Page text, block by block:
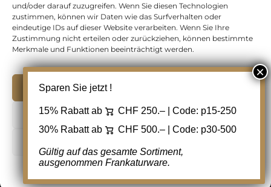
und/oder darauf zuzugreifen. Wenn Sie diesen Technologien
zustimmen, können wir Daten wie das Surfverhalten oder
eindeutige IDs auf dieser Website verarbeiten. Wenn Sie Ihre
Zustimmung nicht erteilen oder zurückziehen, können bestimmte
Merkmale und Funktionen beeinträchtigt werden.
Ablehnen
Zensurbelege Österreich
Zensurbelege Schweiz
Copyright 2012 - 2024 URAY GmbH | All Rights
Reserved |
PCI Data Security Standards |
Facebook
Sparen Sie jetzt !
15% Rabatt ab CHF 250.– | Code: p15-250
30% Rabatt ab
CHF 500.– | Code: p30-500
Gültig auf das gesamte Sortiment,
ausgenommen Frankaturware.